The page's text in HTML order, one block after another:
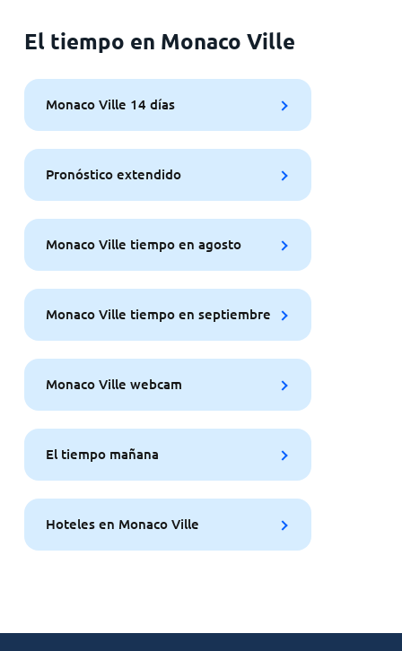
El tiempo en Monaco Ville
Monaco Ville 14 días
Pronóstico extendido
Monaco Ville tiempo en agosto
Monaco Ville tiempo en septiembre
Monaco Ville webcam
El tiempo mañana
Hoteles en Monaco Ville